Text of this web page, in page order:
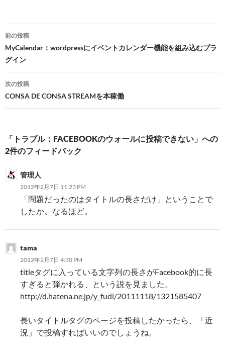
投
稿
ナ
ビ
ゲ
シ
ョ
ン
前の投稿
MyCalendar：wordpressにイベントカレンダー機能を組み込むプラ
グイン
次の投稿
CONSA DE CONSA STREAMを本稼働
「トラブル：FACEBOOKのウォールに投稿できない」への
2件のフィードバック
管理人
2012年2月7日 11:23 PM
「問題だったのはタイトルの長さだけ」ということで
したか。なるほど。
tama
2012年2月7日 4:30 PM
titleタグに入っている文字列の長さがFacebook的に長
すぎると弾かれる、という説を見ました。
http://d.hatena.ne.jp/y_fudi/20111118/1321585407
長いタイトルタグのページを投稿したかったら、「近
況」で投稿すればいいのでしょうね。